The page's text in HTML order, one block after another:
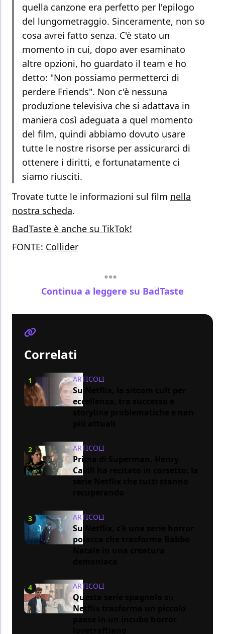
quella canzone era perfetto per l'epilogo
del lungometraggio. Sinceramente, non so
cosa avrei fatto senza. C'è stato un
momento in cui, dopo aver esaminato
altre opzioni, ho guardato il team e ho
detto: "Non possiamo permetterci di
perdere Friends". Non c'è nessuna
produzione televisiva che si adattava in
maniera così adeguata a quel momento
del film, quindi abbiamo dovuto usare
tutte le nostre risorse per assicurarci di
ottenere i diritti, e fortunatamente ci
siamo riusciti.
Trovate tutte le informazioni sul film nella
nostra scheda.
BadTaste è anche su TikTok!
FONTE: Collider
Continua a leggere su BadTaste
Correlati
1 ARTICOLI
Su Netflix, la sitcom cult per
eccellenza, tra successo e
2 ARTICOLI
Prima di Superman, Henry
Cavill ha recitato in corsetto: la
3 ARTICOLI
Su Netflix, c'è una serie horror
polacca che trasforma Babbo
4 ARTICOLI
Questa serie spagnola su
Netflix trasforma un piccolo